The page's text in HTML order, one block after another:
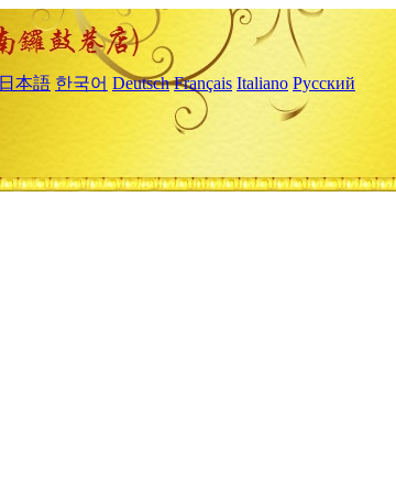
日本語 한국어 Deutsch Français Italiano Русский